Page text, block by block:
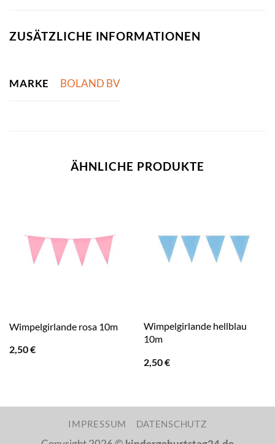
ZUSÄTZLICHE INFORMATIONEN
MARKE BOLAND BV
ÄHNLICHE PRODUKTE
Wimpelgirlande rosa 10m
2,50€
Wimpelgirlande hellblau
10m
2,50€
IMPRESSUM DATENSCHUTZ